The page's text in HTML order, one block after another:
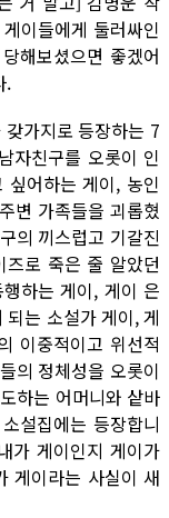
이들에게 둘러싸인
해보셨으면 좋겠어
.
가지로 등장하는 7
자친구를 오롯이 인
싶어하는 게이, 농인
변 가족들을 괴롭혔
의 끼스럽고 기갈진
로 죽은 줄 알았던
하는 게이, 게이 은
는 소설가 게이, 게
이중적이고 위선적
의 정체성을 오롯이
하는 어머니와 샅바
설집에는 등장합니
가 게이인지 게이가
게이라는 사실이 새